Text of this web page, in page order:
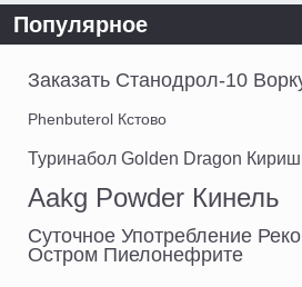
Популярное
Заказать Станодрол-10
Phenbuterol Кстово
Туринабол Golden Dragon
Aakg Powder Кинель
Суточное Употребление
Остром Пиелонефрите